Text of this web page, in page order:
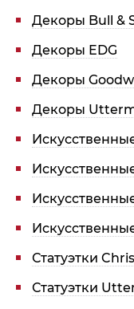
Декоры Bull &
Декоры EDG
Декоры
Декоры
Статуэтки
Статуэтки